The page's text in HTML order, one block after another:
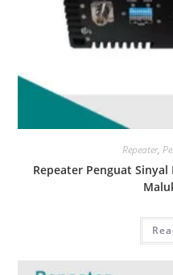
Repeater,
Repeater Penguat Sinyal